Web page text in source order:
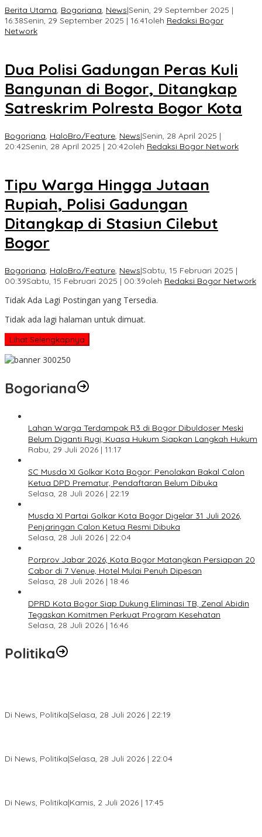
Berita Utama, Bogoriana, News|Senin, 29 September 2025 |
16:38Senin, 29 September 2025 | 16:41oleh Redaksi Bogor
Network
Dua Polisi Gadungan Peras Kuli
Bangunan di Bogor, Ditangkap
Satreskrim Polresta Bogor Kota
Bogoriana, HaloBro/Feature, News|Senin, 28 April 2025 |
20:42Senin, 28 April 2025 | 20:42oleh Redaksi Bogor Network
Tipu Warga Hingga Jutaan
Rupiah, Polisi Gadungan
Ditangkap di Stasiun Cilebut
Bogor
Bogoriana, HaloBro/Feature, News|Sabtu, 15 Februari 2025 |
00:39Sabtu, 15 Februari 2025 | 00:39oleh Redaksi Bogor Network
Tidak Ada Lagi Postingan yang Tersedia.
Tidak ada lagi halaman untuk dimuat.
Lihat Selengkapnya
Bogoriana
Lahan Warga Terdampak R3 di Bogor Dibuldoser Meski
Belum Diganti Rugi, Kuasa Hukum Siapkan Langkah Hukum
Rabu, 29 Juli 2026 | 11:17
SC Musda XI Golkar Kota Bogor: Penolakan Bakal Calon
Ketua DPD Prematur, Pendaftaran Belum Dibuka
Selasa, 28 Juli 2026 | 22:19
Musda XI Partai Golkar Kota Bogor Digelar 31 Juli 2026,
Penjaringan Calon Ketua Resmi Dibuka
Selasa, 28 Juli 2026 | 22:04
Porprov Jabar 2026, Kota Bogor Matangkan Persiapan 20
Cabor di 7 Venue, Hotel Mulai Penuh Dipesan
Selasa, 28 Juli 2026 | 18:46
DPRD Kota Bogor Siap Dukung Eliminasi TB, Zenal Abidin
Tegaskan Komitmen Perkuat Program Kesehatan
Selasa, 28 Juli 2026 | 16:46
Politika
Di News, Politika|Selasa, 28 Juli 2026 | 22:19
Di News, Politika|Selasa, 28 Juli 2026 | 22:04
Di News, Politika|Kamis, 2 Juli 2026 | 17:45